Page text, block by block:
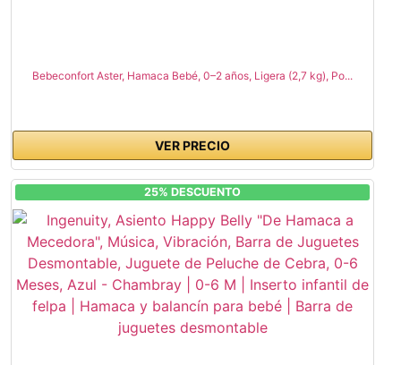
Bebeconfort Aster, Hamaca Bebé, 0–2 años, Ligera (2,7 kg), Po...
VER PRECIO
25% DESCUENTO